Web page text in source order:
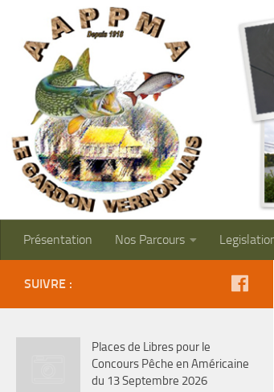
Présentation Nos Parcours
SUIVRE :
Places de Libres pour le
Concours Pêche en Américaine
du 13 Septembre 2026